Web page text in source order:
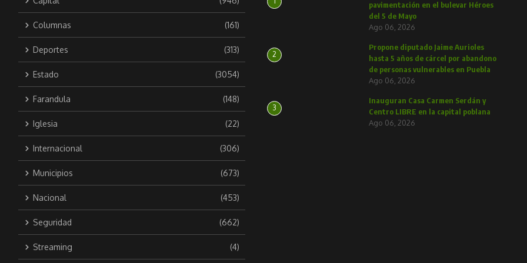
Columnas (161)
Deportes (313)
Estado (3054)
Farandula (148)
Iglesia (22)
Internacional (306)
Municipios (673)
Nacional (453)
Seguridad (662)
Streaming (4)
pavimentación en el bulevar Héroes
del 5 de Mayo
Ago 06, 2026
2
Propone diputado Jaime Aurioles
hasta 5 años de cárcel por abandono
de personas vulnerables en Puebla
Ago 06, 2026
3
Inauguran Casa Carmen Serdán y
Centro LIBRE en la capital poblana
Ago 06, 2026